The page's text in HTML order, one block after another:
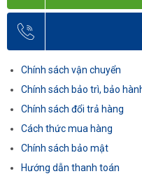
Chính sách vận chuyển
Chính sách bảo trì, bảo
Chính sách đổi trả hàng
Cách thức mua hàng
Chính sách bảo mật
Hướng dẫn thanh toán